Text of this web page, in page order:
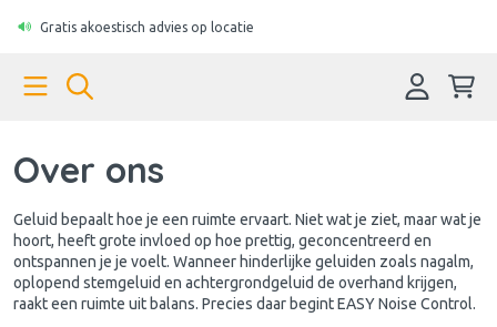
Gratis akoestisch advies op locatie
Over ons
Geluid bepaalt hoe je een ruimte ervaart. Niet wat je ziet, maar wat je
hoort, heeft grote invloed op hoe prettig, geconcentreerd en
ontspannen je je voelt. Wanneer hinderlijke geluiden zoals nagalm,
oplopend stemgeluid en achtergrondgeluid de overhand krijgen,
raakt een ruimte uit balans. Precies daar begint EASY Noise Control.